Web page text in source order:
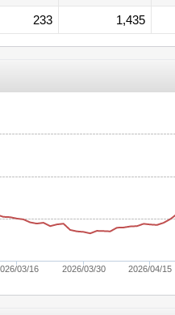
233 1,435
03/16 2026/03/30 2026/04/15